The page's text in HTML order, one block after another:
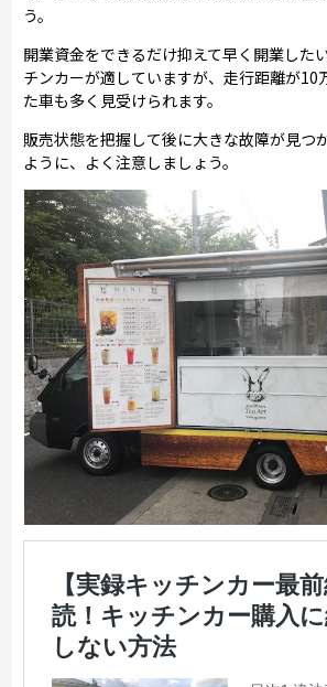
う。
開業資金をできるだけ抑えて早く開業した
チンカーが適していますが、走行距離が10
た車も多く見受けられます。
販売状態を把握して後に大きな故障が見つ
ように、よく注意しましょう。